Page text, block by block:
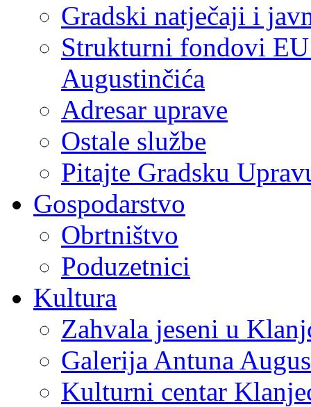
Gradski natječaji i
Strukturni fondovi
Augustinčića
Adresar uprave
Ostale službe
Pitajte Gradsku
Gospodarstvo
Obrtništvo
Poduzetnici
Kultura
Zahvala jeseni u
Galerija Antuna
Kulturni centar